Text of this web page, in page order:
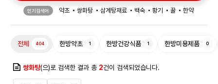
인기검색어 약초 쌍화탕 삼계탕재료 백숙 황기 꿀
한약
전체 404 한방약초 1 한방건강식품 1 한방미용제품 0
쌍화탕(으)로 검색한 결과 총 2건이 검색되었습니다.